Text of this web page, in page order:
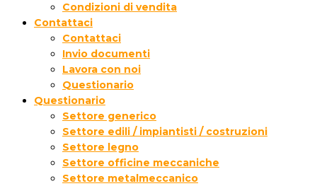
Condizioni di vendita
Contattaci
Contattaci
Invio documenti
Lavora con noi
Questionario
Questionario
Settore generico
Settore edili / impiantisti / costruzioni
Settore legno
Settore officine meccaniche
Settore metalmeccanico